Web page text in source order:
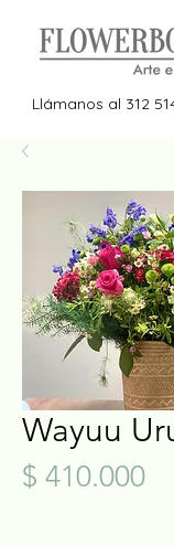
Llámanos al 312
Wayuu
$ 410.000